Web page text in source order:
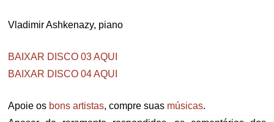
Vladimir Ashkenazy, piano
BAIXAR DISCO 03 AQUI
BAIXAR DISCO 04 AQUI
Apoie os bons artistas, compre suas músicas.